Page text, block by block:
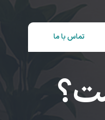
تماس با ما